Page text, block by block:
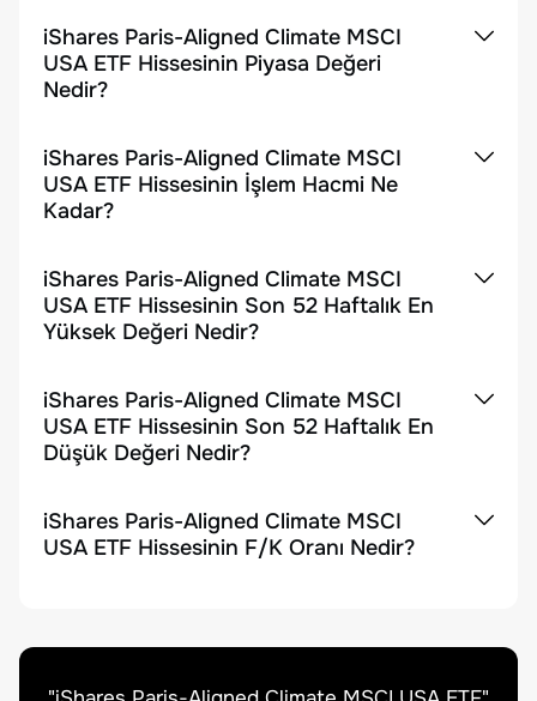
iShares Paris-Aligned Climate MSCI
USA ETF Hissesinin Piyasa Değeri
Nedir?
iShares Paris-Aligned Climate MSCI
USA ETF Hissesinin İşlem Hacmi Ne
Kadar?
iShares Paris-Aligned Climate MSCI
USA ETF Hissesinin Son 52 Haftalık En
Yüksek Değeri Nedir?
iShares Paris-Aligned Climate MSCI
USA ETF Hissesinin Son 52 Haftalık En
Düşük Değeri Nedir?
iShares Paris-Aligned Climate MSCI
USA ETF Hissesinin F/K Oranı Nedir?